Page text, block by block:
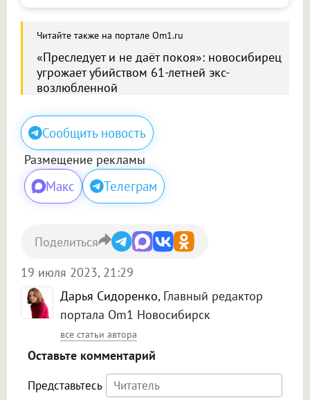
Читайте также на портале Om1.ru
«Преследует и не даёт покоя»: новосибирец
угрожает убийством 61-летней экс-
возлюбленной
Сообщить новость
Размещение рекламы
Макс Телеграм
Дарья Сидоренко, Главный редактор
портала Om1 Новосибирск
все статьи автора
19 июля 2023, 21:29
Поделиться
Оставьте комментарий
Представьтесь